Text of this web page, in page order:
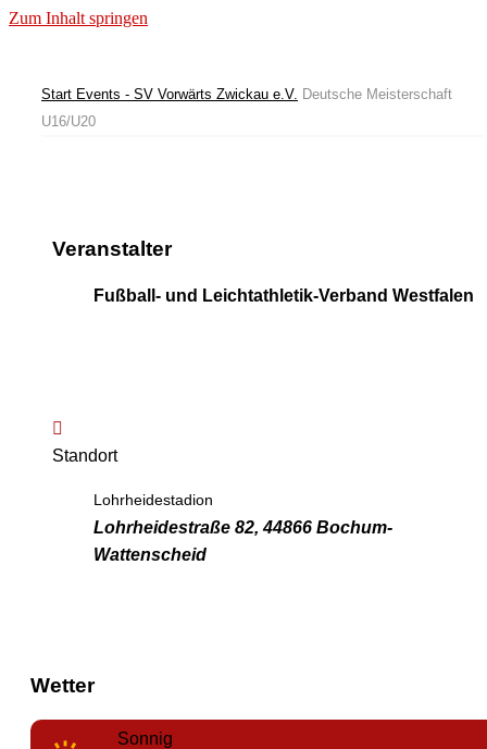
Zum Inhalt springen
Start Events - SV Vorwärts Zwickau e.V. Deutsche Meisterschaft
U16/U20
Veranstalter
Fußball- und Leichtathletik-Verband Westfalen
Standort
Lohrheidestadion
Lohrheidestraße 82, 44866 Bochum-
Wattenscheid
Wetter
Sonnig